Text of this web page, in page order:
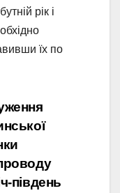
рік і
їх по
південь